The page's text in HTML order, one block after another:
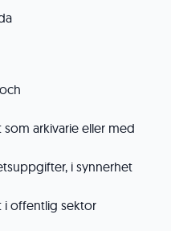
arkivarie eller med
i synnerhet
i offentlig sektor